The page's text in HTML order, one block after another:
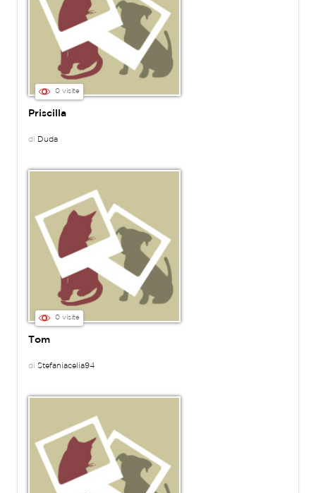
0 visite
Priscilla
di Duda
0 visite
Tom
di Stefaniacelia94